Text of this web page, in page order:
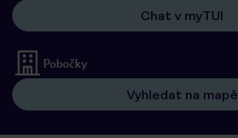
Chat v myTUI
Pobočky
Vyhledat na mapě